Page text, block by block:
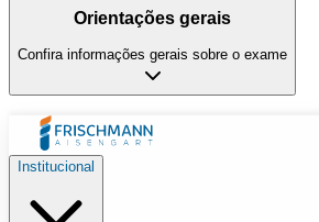
Orientações gerais
Confira informações gerais sobre o exame
Institucional